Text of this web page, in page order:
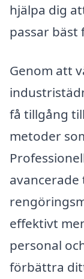
hjälpa dig
passar
Genom att
få tillgång
metoder
effektivt
personal
förbättra